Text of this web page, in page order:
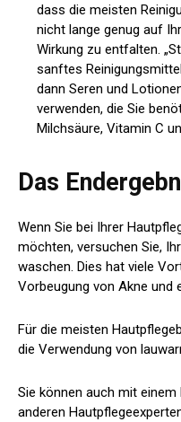
dass die meisten
nicht lange genug auf
Wirkung zu entfalten.
sanftes
dann Seren und
verwenden, die Sie
Milchsäure, Vitamin C
Das
Wenn Sie bei Ihrer
möchten, versuchen Sie,
waschen. Dies hat viele
Vorbeugung von Akne und
Für die meisten
die Verwendung von
Sie können auch mit
anderen